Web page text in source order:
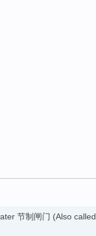
节制闸门 (Also called